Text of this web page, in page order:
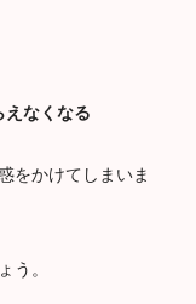
えなくなる
をかけてしまいま
う。